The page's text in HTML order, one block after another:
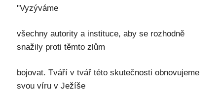
"Vyzýváme
všechny autority a instituce, aby se rozhodně
snažily proti těmto zlům
bojovat. Tváří v tvář této skutečnosti obnovujeme
svou víru v Ježíše